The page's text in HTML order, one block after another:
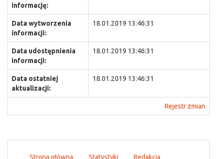
informację:
Data wytworzenia
informacji:
18.01.2019 13:46:31
Data udostępnienia
informacji:
18.01.2019 13:46:31
Data ostatniej
aktualizacji:
18.01.2019 13:46:31
Rejestr zmian
Strona główna Statystyki Redakcja